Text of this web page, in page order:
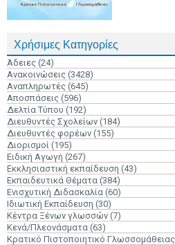
Χρήσιμες Κατηγορίες
Άδειες (24)
Ανακοινώσεις (3428)
Αναπληρωτές (645)
Αποσπάσεις (596)
Δελτία Τύπου (192)
Διευθυντές Σχολείων (184)
Διευθυντές φορέων (155)
Διορισμοί (195)
Ειδική Αγωγή (267)
Εκκλησιαστική εκπαίδευση (43)
Εκπαιδευτικά Θέματα (384)
Ενισχυτική Διδασκαλία (60)
Ιδιωτική Εκπαίδευση (30)
Κέντρα Ξένων γλωσσών (7)
Κενά/Πλεονάσματα (63)
Κρατικό Πιστοποιητικό Γλωσσομάθειας